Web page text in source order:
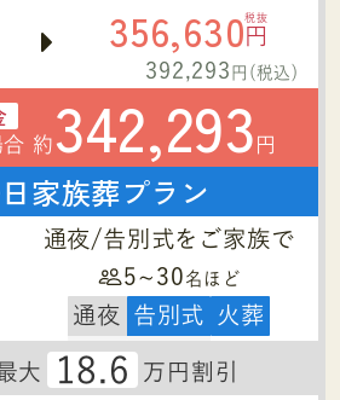
356,630税抜
円
392,293 円(税込)
合 約 342,293 円
家族葬プラン
通夜/告別式をご家族で
5~30 名ほど
通夜 告別式 火葬
大 18.6 万円割引